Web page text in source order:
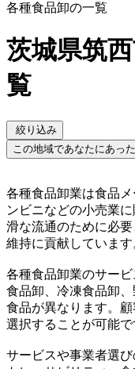
各種食品卸の一覧
茨城県筑
覧
絞り込み
この地域であなたにあっ
各種食品卸業は食品
ンビニなどの小売業
滑な流通のために必
維持に貢献しています
各種食品卸業のサー
食品卸、冷凍食品卸
食品が異なります。
選択することが可能で
サービスや事業者選び